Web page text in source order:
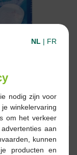
Reserveren
NL | FR
nodig zijn voor
winkelervaring
om het verkeer
aan
kunnen
producten en